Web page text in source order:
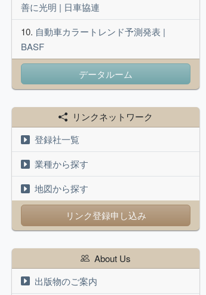
善に光明 | 日車協連
自動車カラートレンド予測発表 |
BASF
データルーム
リンクネットワーク
登録社一覧
業種から探す
地図から探す
リンク登録申し込み
About Us
出版物のご案内